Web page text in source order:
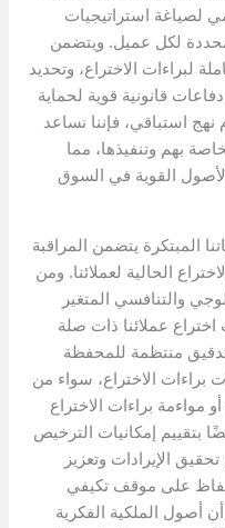
لصياغة استراتيجيات
لكل عميل. ويتضمن
لبراءات الاختراع، وتحديد
قانونية قوية لحماية
استباقي، فإننا نساعد
بهم وتنفيذها، مما
القوية في السوق
المبتكرة يتضمن المراقبة
الحالية لعملائنا. ومن
والتنافسي المتغير
عملائنا ذات صلة
تدقيق منتظمة للمحفظة
براءات الاختراع، سواء من
مواءمة براءات الاختراع
بتقييم إمكانيات الترخيص
الإيرادات وتعزيز
على موقف تكيفي
واستباقي، تضمن شركة Leo Patent أن أصول الملكية الفكرية